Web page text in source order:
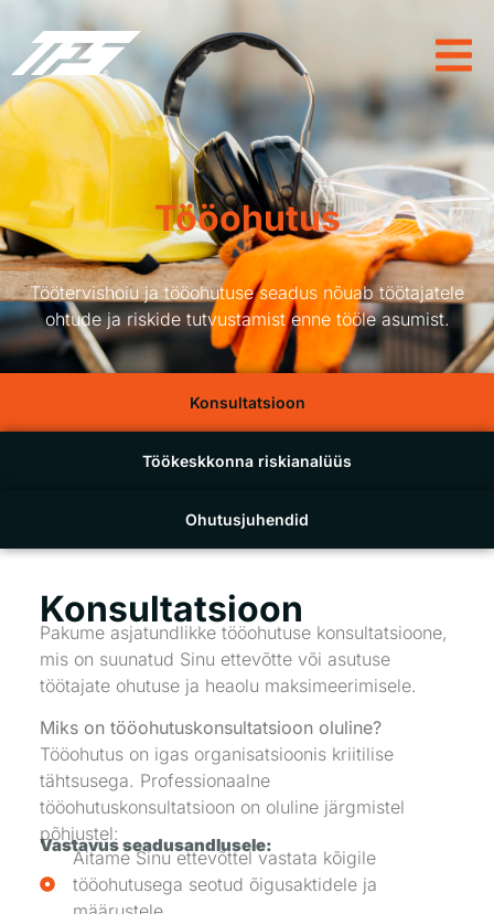
Tööohutus
Töötervishoiu ja tööohutuse seadus nõuab töötajatele
ohtude ja riskide tutvustamist enne tööle asumist.
Konsultatsioon
Töökeskkonna riskianalüüs
Ohutusjuhendid
Konsultatsioon
Pakume asjatundlikke tööohutuse konsultatsioone,
mis on suunatud Sinu ettevõtte või asutuse
töötajate ohutuse ja heaolu maksimeerimisele.
Miks on tööohutuskonsultatsioon oluline?
Tööohutus on igas organisatsioonis kriitilise
tähtsusega. Professionaalne
tööohutuskonsultatsioon on oluline järgmistel
põhjustel:
Vastavus seadusandlusele:
Aitame Sinu ettevõttel vastata kõigile
tööohutusega seotud õigusaktidele ja